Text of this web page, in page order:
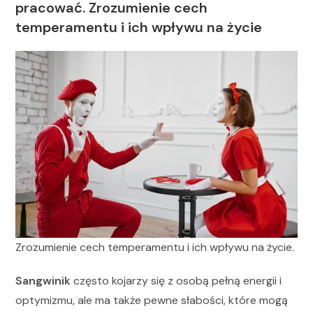
pracować. Zrozumienie cech
temperamentu i ich wpływu na życie
Zrozumienie cech temperamentu i ich wpływu na życie.
Sangwinik często kojarzy się z osobą pełną energii i
optymizmu, ale ma także pewne słabości, które mogą